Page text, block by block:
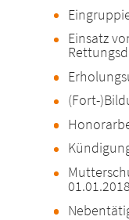
Einsatz
(Fort-
01.01.2018